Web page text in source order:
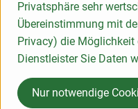
Produktdatenblatt
Herkunft
Privatsphäre sehr
Übereinstimmung mit
Privacy) die Möglichkeit
Dienstleister Sie Daten
Nur notwendige